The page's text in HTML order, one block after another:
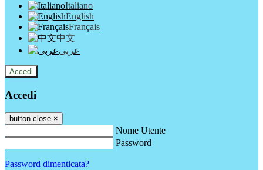
Italiano
English
Français
中文
عربى
Accedi
Accedi
button close ×
Nome Utente
Password
Password dimenticata?